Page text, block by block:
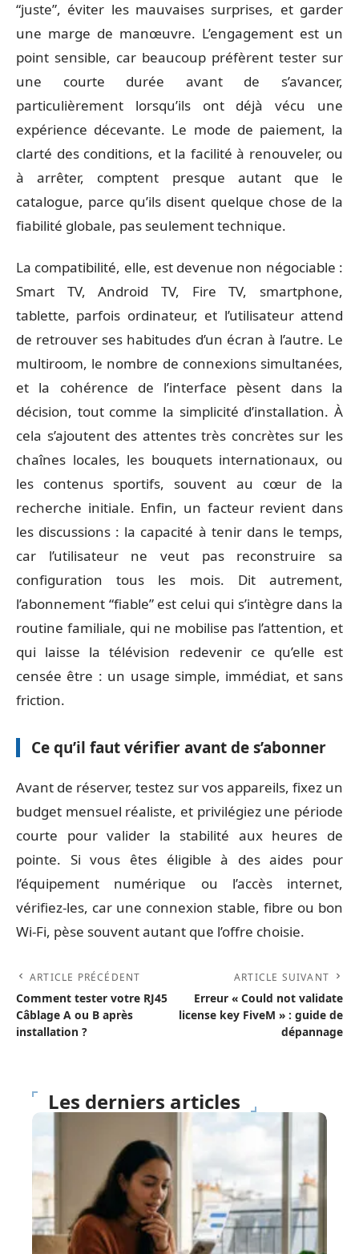
“juste”, éviter les mauvaises surprises, et garder
une marge de manœuvre. L’engagement est un
point sensible, car beaucoup préfèrent tester sur
une courte durée avant de s’avancer,
particulièrement lorsqu’ils ont déjà vécu une
expérience décevante. Le mode de paiement, la
clarté des conditions, et la facilité à renouveler, ou
à arrêter, comptent presque autant que le
catalogue, parce qu’ils disent quelque chose de la
fiabilité globale, pas seulement technique.
La compatibilité, elle, est devenue non négociable :
Smart TV, Android TV, Fire TV, smartphone,
tablette, parfois ordinateur, et l’utilisateur attend
de retrouver ses habitudes d’un écran à l’autre. Le
multiroom, le nombre de connexions simultanées,
et la cohérence de l’interface pèsent dans la
décision, tout comme la simplicité d’installation. À
cela s’ajoutent des attentes très concrètes sur les
chaînes locales, les bouquets internationaux, ou
les contenus sportifs, souvent au cœur de la
recherche initiale. Enfin, un facteur revient dans
les discussions : la capacité à tenir dans le temps,
car l’utilisateur ne veut pas reconstruire sa
configuration tous les mois. Dit autrement,
l’abonnement “fiable” est celui qui s’intègre dans la
routine familiale, qui ne mobilise pas l’attention, et
qui laisse la télévision redevenir ce qu’elle est
censée être : un usage simple, immédiat, et sans
friction.
Ce qu’il faut vérifier avant de s’abonner
Avant de réserver, testez sur vos appareils, fixez un
budget mensuel réaliste, et privilégiez une période
courte pour valider la stabilité aux heures de
pointe. Si vous êtes éligible à des aides pour
l’équipement numérique ou l’accès internet,
vérifiez-les, car une connexion stable, fibre ou bon
Wi-Fi, pèse souvent autant que l’offre choisie.
ARTICLE PRÉCÉDENT
Comment tester votre RJ45
Câblage A ou B après
installation ?
ARTICLE SUIVANT
Erreur « Could not validate
license key FiveM » : guide de
dépannage
Les derniers articles